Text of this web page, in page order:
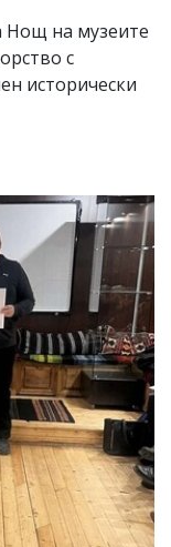
Нощ на музеите
с
исторически